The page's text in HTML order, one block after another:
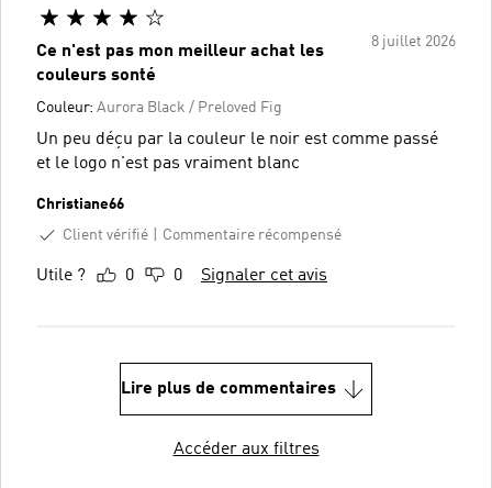
8 juillet 2026
Ce n'est pas mon meilleur achat les
couleurs sonté
Couleur: Aurora Black / Preloved Fig
Un peu déçu par la couleur le noir est comme passé
et le logo n'est pas vraiment blanc
Christiane66
Client vérifié
Commentaire récompensé
Utile ? 0 0 Signaler cet avis
Lire plus de commentaires
Accéder aux filtres